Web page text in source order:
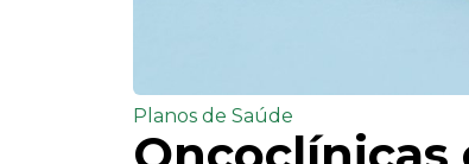
Planos de Saúde